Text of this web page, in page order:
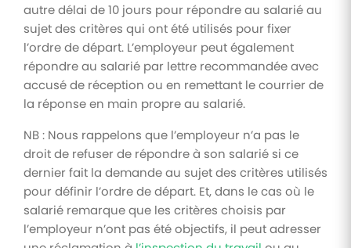
autre délai de 10 jours pour répondre au salarié au
sujet des critères qui ont été utilisés pour fixer
l’ordre de départ. L’employeur peut également
répondre au salarié par lettre recommandée avec
accusé de réception ou en remettant le courrier de
la réponse en main propre au salarié.
NB : Nous rappelons que l’employeur n’a pas le
droit de refuser de répondre à son salarié si ce
dernier fait la demande au sujet des critères utilisés
pour définir l’ordre de départ. Et, dans le cas où le
salarié remarque que les critères choisis par
l’employeur n’ont pas été objectifs, il peut adresser